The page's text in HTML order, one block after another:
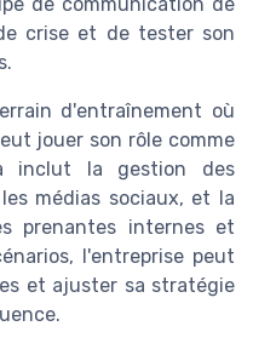
de communication de
crise et de tester son
d'entraînement où
jouer son rôle comme
inclut la gestion des
médias sociaux, et la
prenantes internes et
l'entreprise peut
et ajuster sa stratégie